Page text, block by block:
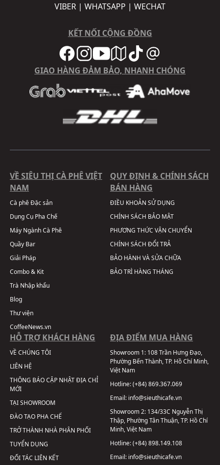
VIBER | WHATSAPP | WECHAT
KẾT NỐI CỘNG ĐỒNG
GIAO HÀNG ĐẢM BẢO, NHANH CHÓNG
VỀ SIÊU THỊ CÀ PHÊ VIỆT
NAM
Cà phê Đặc sản
Dụng Cụ Pha Chế
Máy Ngành Cà Phê
Quầy Bar
Giải Pháp
Combo & Kit
Trà Nhập khẩu
Blog
Thư viện
CoffeeNews.vn
QUY ĐỊNH & CHÍNH SÁCH
BÁN HÀNG
ĐIỀU KHOẢN SỬ DỤNG
CHÍNH SÁCH BẢO MẬT
PHƯƠNG THỨC VẬN CHUYỂN
CHÍNH SÁCH ĐỔI TRẢ
BẢO HÀNH VÀ SỬA CHỮA
BẢO TRÌ HÀNG THÁNG
HỖ TRỢ KHÁCH HÀNG
VỀ CHÚNG TÔI
LIÊN HỆ
THÔNG BÁO CẬP NHẬT ĐỊA CHỈ
MỚI
TẠI SHOWROOM
ĐÀO TẠO PHA CHẾ
TRỞ THÀNH NHÀ PHÂN PHỐI
TUYỂN DỤNG
ĐỐI TÁC LIÊN KẾT
ĐỊA ĐIỂM MUA HÀNG
Showroom 1: 108 Trần Hưng Đạo,
Phường Bến Thành, TP. Hồ Chí Minh,
Việt Nam
Hotline:(+84) 869.367.069
Email: info@sieuthicafe.vn
Showroom 2: 134/33C Nguyễn Thị
Thập, Phường Tân Thuận, TP. Hồ Chí
Minh, Việt Nam
Hotline:(+84) 898.149.108
Email: info@sieuthicafe.vn